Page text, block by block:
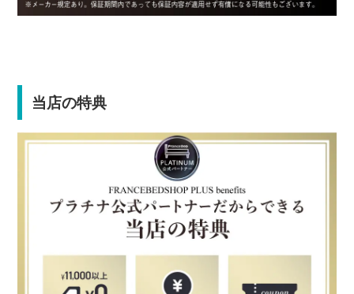
当店の特典